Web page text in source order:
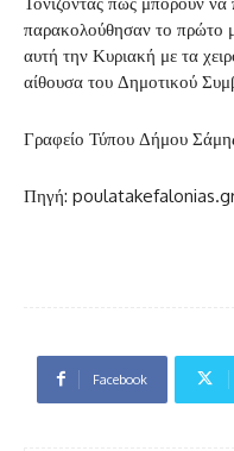
παρακολούθησαν το πρώτο
αυτή την Κυριακή με τα
αίθουσα του Δημοτικού
Γραφείο Τύπου Δήμου
Πηγή:
Facebook